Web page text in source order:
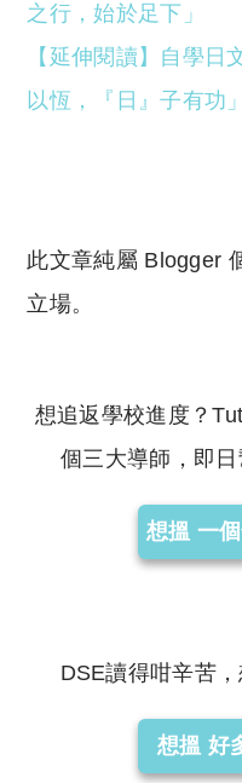
之行，始於足下」
【延伸閱讀】自學日
以恆，『日』子有功」
此文章純屬 Blogger
立場。
想追返學校進度？
個三大導師，即日
想搵 一
DSE讀得咁辛苦
想搵 好